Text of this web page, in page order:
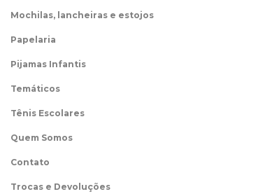
Mochilas, lancheiras e estojos
Papelaria
Pijamas Infantis
Temáticos
Tênis Escolares
Quem Somos
Contato
Trocas e Devoluções